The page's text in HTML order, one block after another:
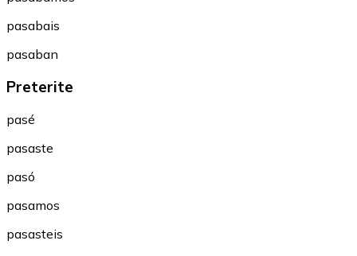
pasabais
pasaban
Preterite
pasé
pasaste
pasó
pasamos
pasasteis